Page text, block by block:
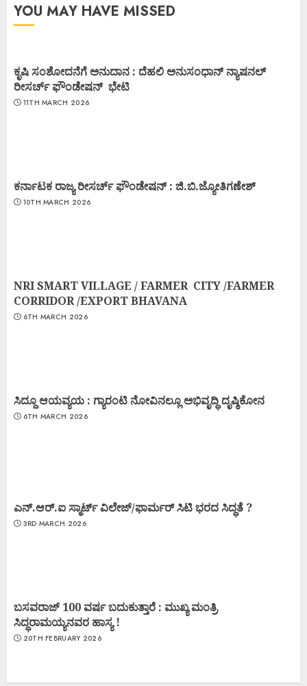
YOU MAY HAVE MISSED
ಕೃಷಿ ಸಂಶೋದನೆಗೆ ಅನುದಾನ : ದೆಹಲಿ ಅನುಸಂಧಾನ್ ನ್ಯಾಷನಲ್
ರೀಸರ್ಚ್ ಫೌಂಡೇಷನ್ ಭೇಟಿ
11TH MARCH 2026
ಕರ್ನಾಟಕ ರಾಜ್ಯ ರೀಸರ್ಚ್ ಫೌಂಡೇಷನ್ : ಜಿ.ಬಿ.ಜ್ಯೋತಿಗಣೇಶ್
10TH MARCH 2026
NRI SMART VILLAGE / FARMER CITY /FARMER
CORRIDOR /EXPORT BHAVANA
6TH MARCH 2026
ಸಿದ್ದೂ ಆಯವ್ಯಯ : ಗ್ಯಾರಂಟಿ ನೋವಿನಲ್ಲೂ ಅಭಿವೃದ್ಧಿ ದೃಷ್ಠಿಕೋನ
6TH MARCH 2026
ಎನ್.ಆರ್.ಐ ಸ್ಮಾರ್ಟ್ ವಿಲೇಜ್/ಫಾರ್ಮರ್ ಸಿಟಿ ಭರದ ಸಿದ್ಧತೆ ?
3RD MARCH 2026
ಬಸವರಾಜ್ 100 ವರ್ಷ ಬದುಕುತ್ತಾರೆ : ಮುಖ್ಯ ಮಂತ್ರಿ
ಸಿದ್ಧರಾಮಯ್ಯನವರ ಹಾಸ್ಯ !
20TH FEBRUARY 2026